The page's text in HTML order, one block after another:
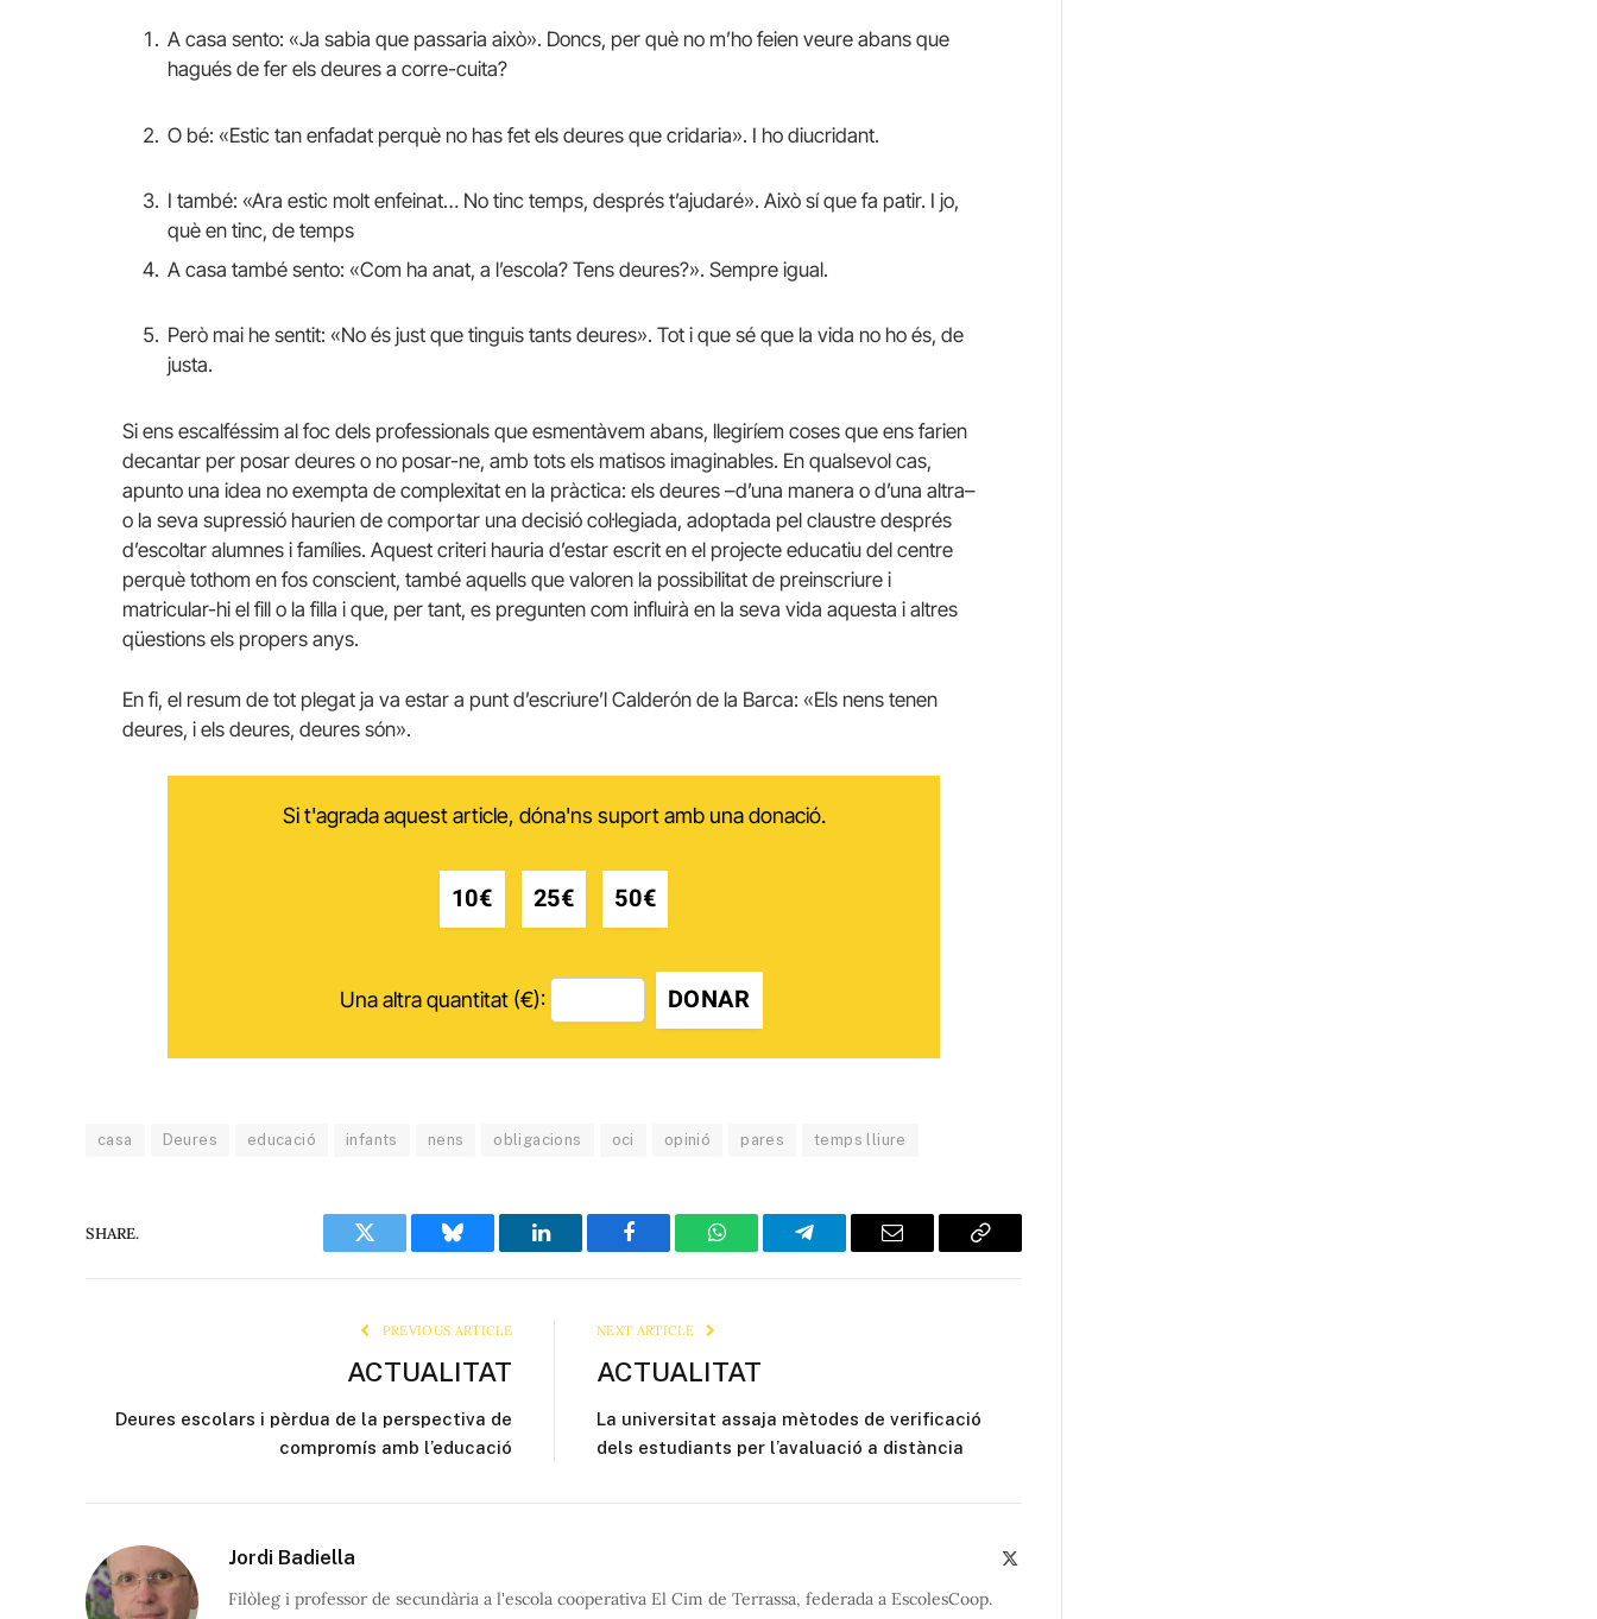
A casa sento: «Ja sabia que passaria això». Doncs, per què no m’ho feien veure abans que
hagués de fer els deures a corre-cuita?
O bé: «Estic tan enfadat perquè no has fet els deures que cridaria». I ho diucridant.
I també: «Ara estic molt enfeinat… No tinc temps, després t’ajudaré». Això sí que fa patir. I jo,
què en tinc, de temps
A casa també sento: «Com ha anat, a l’escola? Tens deures?». Sempre igual.
Però mai he sentit: «No és just que tinguis tants deures». Tot i que sé que la vida no ho és, de
justa.
Si ens escalféssim al foc dels professionals que esmentàvem abans, llegiríem coses que ens farien
decantar per posar deures o no posar-ne, amb tots els matisos imaginables. En qualsevol cas,
apunto una idea no exempta de complexitat en la pràctica: els deures –d’una manera o d’una altra–
o la seva supressió haurien de comportar una decisió col·legiada, adoptada pel claustre després
d’escoltar alumnes i famílies. Aquest criteri hauria d’estar escrit en el projecte educatiu del centre
perquè tothom en fos conscient, també aquells que valoren la possibilitat de preinscriure i
matricular-hi el fill o la filla i que, per tant, es pregunten com influirà en la seva vida aquesta i altres
qüestions els propers anys.
En fi, el resum de tot plegat ja va estar a punt d’escriure’l Calderón de la Barca: «Els nens tenen
deures, i els deures, deures són».
Si t'agrada aquest article, dóna'ns suport amb una donació.
10€ 25€ 50€
Una altra quantitat (€): DONAR
casa Deures educació infants nens obligacions oci opinió pares temps lliure
SHARE.
Twitter Bluesky LinkedIn Facebook WhatsAppTelegram Email
Copy
PREVIOUS ARTICLE
ACTUALITAT
Deures escolars i pèrdua de la perspectiva de
compromís amb l’educació
NEXT ARTICLE
ACTUALITAT
La universitat assaja mètodes de verificació
dels estudiants per l’avaluació a distància
Jordi Badiella
Filòleg i professor de secundària a l'escola cooperativa El Cim de Terrassa, federada a EscolesCoop.